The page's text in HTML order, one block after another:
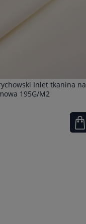
Inlet tkanina na
195G/M2